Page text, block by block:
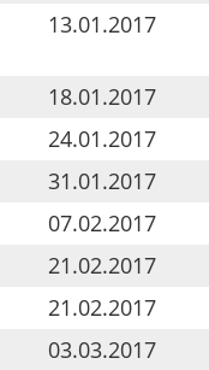
13.01.2017
18.01.2017
24.01.2017
31.01.2017
07.02.2017
21.02.2017
21.02.2017
03.03.2017